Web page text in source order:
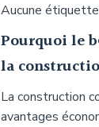
Aucune étiquette
Pourquoi le
la
La construction
avantages